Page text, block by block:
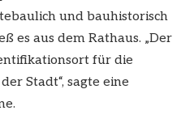
und bauhistorisch
es aus dem Rathaus. „Der
für die
Stadt“, sagte eine